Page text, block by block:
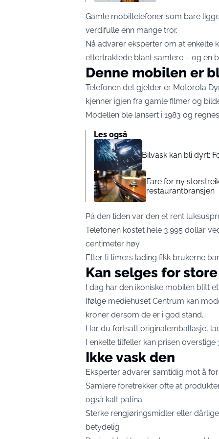
Gamle mobiltelefoner som bare
verdifulle enn mange tror.
Nå advarer eksperter om at
ettertraktede blant samlere – og én
Denne mobilen er
Telefonen det gjelder er Motorola
kjenner igjen fra gamle filmer og
Modellen ble lansert i 1983 og
Les også
Bilvask kan bli dyrt:
Fare for ny
restaurantbransjen
På den tiden var den et rent
Telefonen kostet hele 3.995 dollar
centimeter høy.
Etter ti timers lading fikk brukerne
Kan selges for
I dag har den ikoniske mobilen blitt
Ifølge mediehuset Centrum kan
kroner dersom de er i god stand.
Har du fortsatt originalemballasje,
I enkelte tilfeller kan prisen overstige
Ikke vask den
Eksperter advarer samtidig mot å
Samlere foretrekker ofte at
også kalt patina.
Sterke rengjøringsmidler eller
betydelig.